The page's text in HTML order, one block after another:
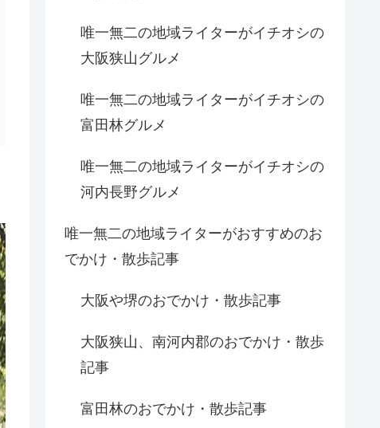
唯一無二の地域ライターがイチオシの
大阪狭山グルメ
唯一無二の地域ライターがイチオシの
富田林グルメ
唯一無二の地域ライターがイチオシの
河内長野グルメ
唯一無二の地域ライターがおすすめのお
でかけ・散歩記事
大阪や堺のおでかけ・散歩記事
大阪狭山、南河内郡のおでかけ・散歩
記事
富田林のおでかけ・散歩記事